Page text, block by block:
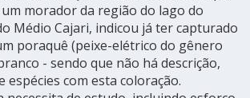
morador da região do lago do
Médio Cajari, indicou já ter capturado
poraquê (peixe-elétrico do gênero
- sendo que não há descrição,
espécies com esta coloração.